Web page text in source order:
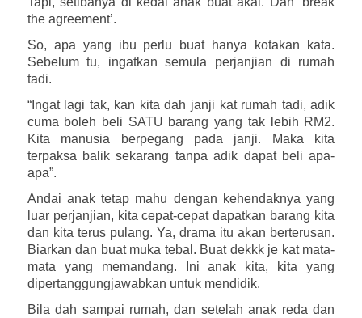
the agreement’.
So, apa yang ibu perlu buat hanya kotakan kata.
Sebelum tu, ingatkan semula perjanjian di rumah
tadi.
“Ingat lagi tak, kan kita dah janji kat rumah tadi, adik
cuma boleh beli SATU barang yang tak lebih RM2.
Kita manusia berpegang pada janji. Maka kita
terpaksa balik sekarang tanpa adik dapat beli apa-
apa”.
Andai anak tetap mahu dengan kehendaknya yang
luar perjanjian, kita cepat-cepat dapatkan barang kita
dan kita terus pulang. Ya, drama itu akan berterusan.
Biarkan dan buat muka tebal. Buat dekkk je kat mata-
mata yang memandang. Ini anak kita, kita yang
dipertanggungjawabkan untuk mendidik.
Bila dah sampai rumah, dan setelah anak reda dan